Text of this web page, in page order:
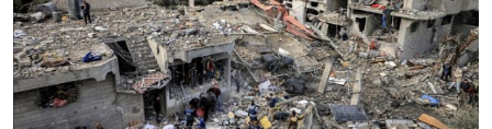
Tin Kinh tế
Trước giờ mở cửa
Dòng chảy Kinh tế
Sức sống hàng Việt
Khởi nghiệp
Tin Nông nghiệp & Biển
đảo
Mùa vàng
Biển đảo Việt Nam
Tâm tình biên giới và hải